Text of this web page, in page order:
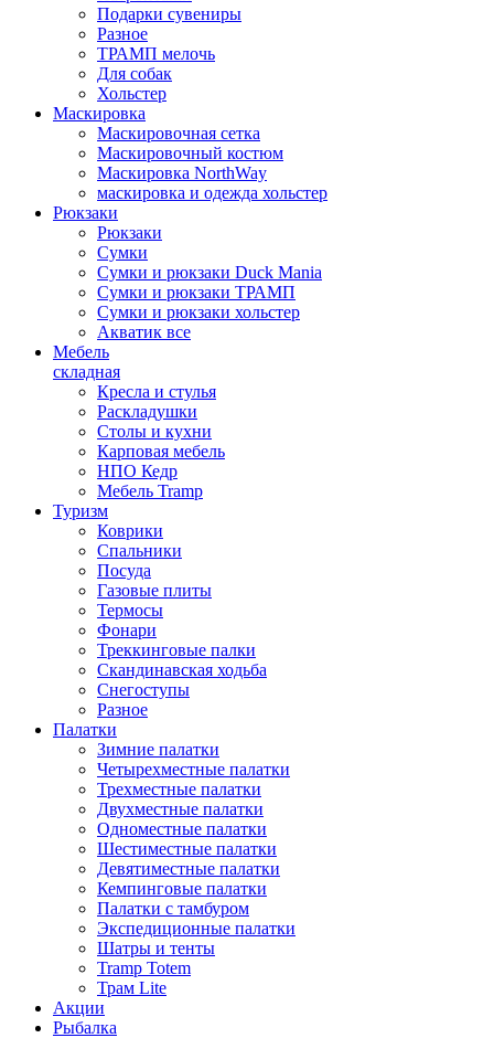
Подарки сувениры
Разное
ТРАМП мелочь
Для собак
Хольстер
Маскировка
Маскировочная сетка
Маскировочный костюм
Маскировка NorthWay
маскировка и одежда хольстер
Рюкзаки
Рюкзаки
Сумки
Сумки и рюкзаки Duck Mania
Сумки и рюкзаки ТРАМП
Сумки и рюкзаки хольстер
Акватик все
Мебель
складная
Кресла и стулья
Раскладушки
Столы и кухни
Карповая мебель
НПО Кедр
Мебель Tramp
Туризм
Коврики
Спальники
Посуда
Газовые плиты
Термосы
Фонари
Треккинговые палки
Скандинавская ходьба
Снегоступы
Разное
Палатки
Зимние палатки
Четырехместные палатки
Трехместные палатки
Двухместные палатки
Одноместные палатки
Шестиместные палатки
Девятиместные палатки
Кемпинговые палатки
Палатки с тамбуром
Экспедиционные палатки
Шатры и тенты
Tramp Totem
Трам Lite
Акции
Рыбалка